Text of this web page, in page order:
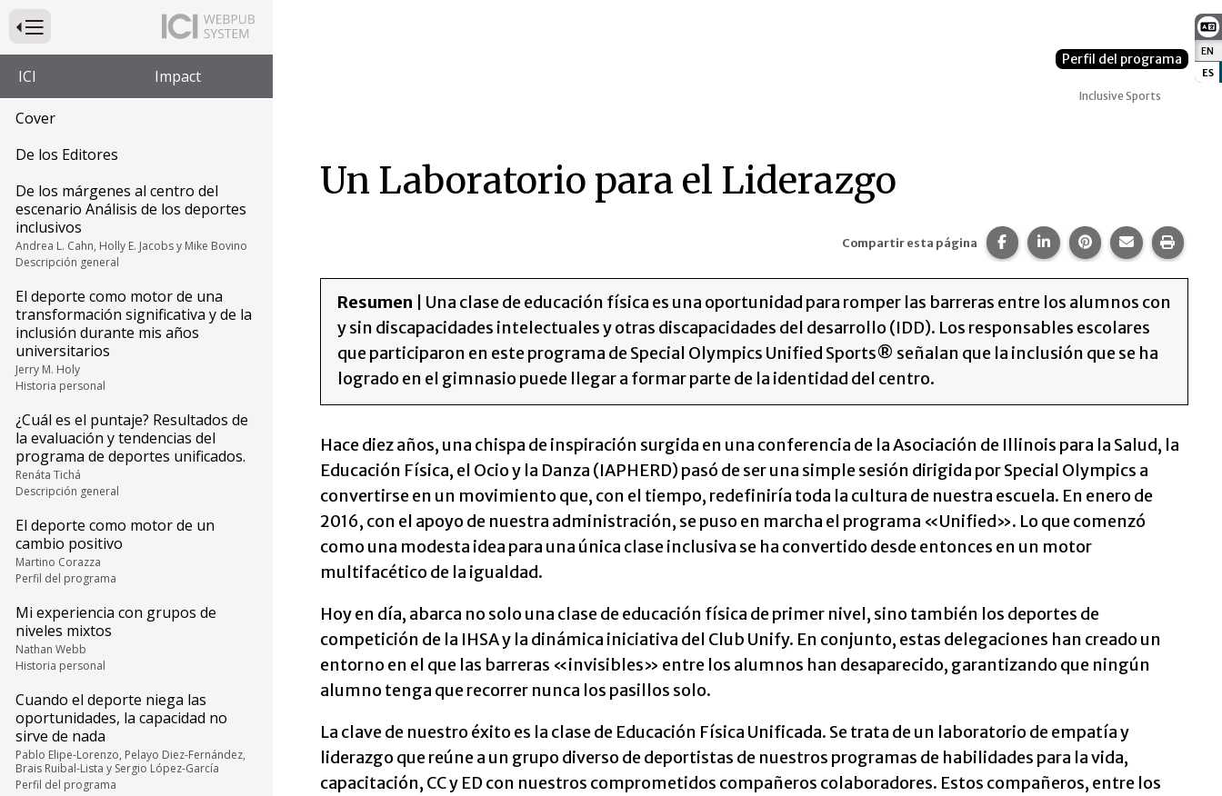
EN
ES
Presione para alternar la navegación principal del sitio web
ICI Impact
Cover
De los Editores
De los márgenes al centro del
escenario Análisis de los deportes
inclusivos
Andrea L. Cahn, Holly E. Jacobs y Mike Bovino
Descripción general
El deporte como motor de una
transformación significativa y de la
inclusión durante mis años
universitarios
Jerry M. Holy
Historia personal
¿Cuál es el puntaje? Resultados de
la evaluación y tendencias del
programa de deportes unificados.
Renáta Tichá
Descripción general
El deporte como motor de un
cambio positivo
Martino Corazza
Perfil del programa
Mi experiencia con grupos de
niveles mixtos
Nathan Webb
Historia personal
Cuando el deporte niega las
oportunidades, la capacidad no
sirve de nada
Pablo Elipe-Lorenzo, Pelayo Diez-Fernández,
Brais Ruibal-Lista y Sergio López-García
Perfil del programa
Perfil del programa
Inclusive Sports
Un Laboratorio para el Liderazgo
Compartir esta página Compartir esta página en
Compartir esta página
Compartir esta
Comparte
Resumen | Una clase de educación física es una oportunidad para romper las barreras entre los alumnos con
y sin discapacidades intelectuales y otras discapacidades del desarrollo (IDD). Los responsables escolares
que participaron en este programa de Special Olympics Unified Sports® señalan que la inclusión que se ha
logrado en el gimnasio puede llegar a formar parte de la identidad del centro.
Hace diez años, una chispa de inspiración surgida en una conferencia de la Asociación de Illinois para la Salud, la
Educación Física, el Ocio y la Danza (IAPHERD) pasó de ser una simple sesión dirigida por Special Olympics a
convertirse en un movimiento que, con el tiempo, redefiniría toda la cultura de nuestra escuela. En enero de
2016, con el apoyo de nuestra administración, se puso en marcha el programa «Unified». Lo que comenzó
como una modesta idea para una única clase inclusiva se ha convertido desde entonces en un motor
multifacético de la igualdad.
Hoy en día, abarca no solo una clase de educación física de primer nivel, sino también los deportes de
competición de la IHSA y la dinámica iniciativa del Club Unify. En conjunto, estas delegaciones han creado un
entorno en el que las barreras «invisibles» entre los alumnos han desaparecido, garantizando que ningún
alumno tenga que recorrer nunca los pasillos solo.
La clave de nuestro éxito es la clase de Educación Física Unificada. Se trata de un laboratorio de empatía y
liderazgo que reúne a un grupo diverso de deportistas de nuestros programas de habilidades para la vida,
capacitación, CC y ED con nuestros comprometidos compañeros colaboradores. Estos compañeros, entre los